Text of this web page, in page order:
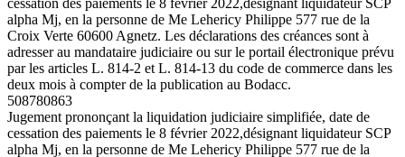
alpha Mj, en la personne de Me Lehericy Philippe 577 rue de la
Croix Verte 60600 Agnetz. Les déclarations des créances sont à
adresser au mandataire judiciaire ou sur le portail électronique prévu
par les articles L. 814-2 et L. 814-13 du code de commerce dans les
deux mois à compter de la publication au Bodacc.
508780863
Jugement prononçant la liquidation judiciaire simplifiée, date de
cessation des paiements le 8 février 2022,désignant liquidateur SCP
alpha Mj, en la personne de Me Lehericy Philippe 577 rue de la